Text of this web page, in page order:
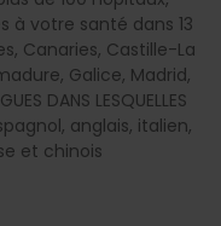
à votre santé dans 13
Canaries, Castille-La
Galice, Madrid,
DANS LESQUELLES
Espagnol, anglais, italien,
et chinois